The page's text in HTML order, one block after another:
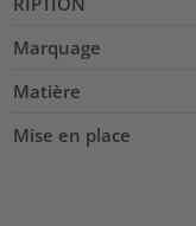
Marquage
Matière
Mise en place